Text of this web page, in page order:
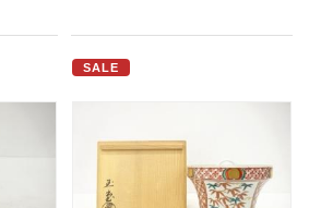
SALE